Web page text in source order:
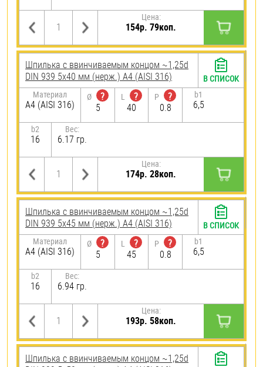
Цена:
154р. 79коп.
Шпилька c ввинчиваемым концом ~1,25d
DIN 939 5х40 мм (нерж.) A4 (AISI 316)
Материал
A4 (AISI 316)
Ø
?
5
L
?
40
P
?
0.8
b1
6,5
b2
16
Вес:
6.17 гр.
Цена:
174р. 28коп.
В СПИСОК
Шпилька c ввинчиваемым концом ~1,25d
DIN 939 5х45 мм (нерж.) A4 (AISI 316)
Материал
A4 (AISI 316)
Ø
?
5
L
?
45
P
?
0.8
b1
6,5
b2
16
Вес:
6.94 гр.
Цена:
193р. 58коп.
В СПИСОК
Шпилька c ввинчиваемым концом ~1,25d